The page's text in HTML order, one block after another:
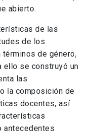
abierto.
de las
de los
de género,
ello se construyó un
las
la composición de
docentes, así
antecedentes